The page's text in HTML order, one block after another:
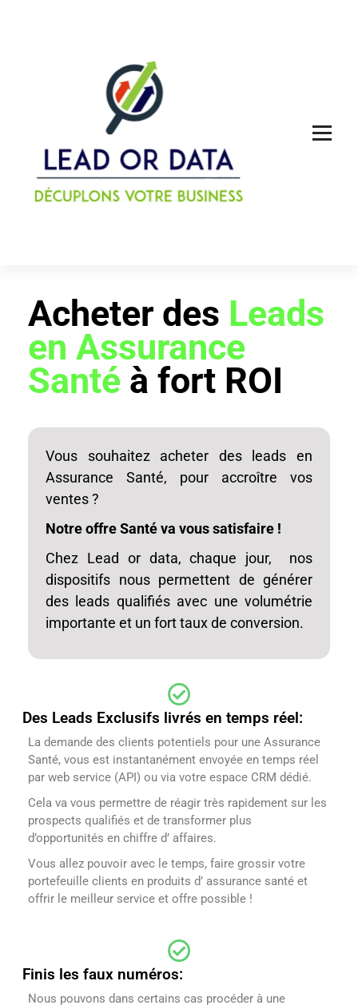
Acheter des Leads
en Assurance
Santé à fort ROI
Vous souhaitez acheter des leads en
Assurance Santé, pour accroître vos
ventes ?
Notre offre Santé va vous satisfaire !
Chez Lead or data, chaque jour, nos
dispositifs nous permettent de générer
des leads qualifiés avec une volumétrie
importante et un fort taux de conversion.
Des Leads Exclusifs livrés en temps réel:
La demande des clients potentiels pour une Assurance
Santé, vous est instantanément envoyée en temps réel
par web service (API) ou via votre espace CRM dédié.
Cela va vous permettre de réagir très rapidement sur les
prospects qualifiés et de transformer plus
d’opportunités en chiffre d’ affaires.
Vous allez pouvoir avec le temps, faire grossir votre
portefeuille clients en produits d’ assurance santé et
offrir le meilleur service et offre possible !
Finis les faux numéros:
Nous pouvons dans certains cas procéder à une